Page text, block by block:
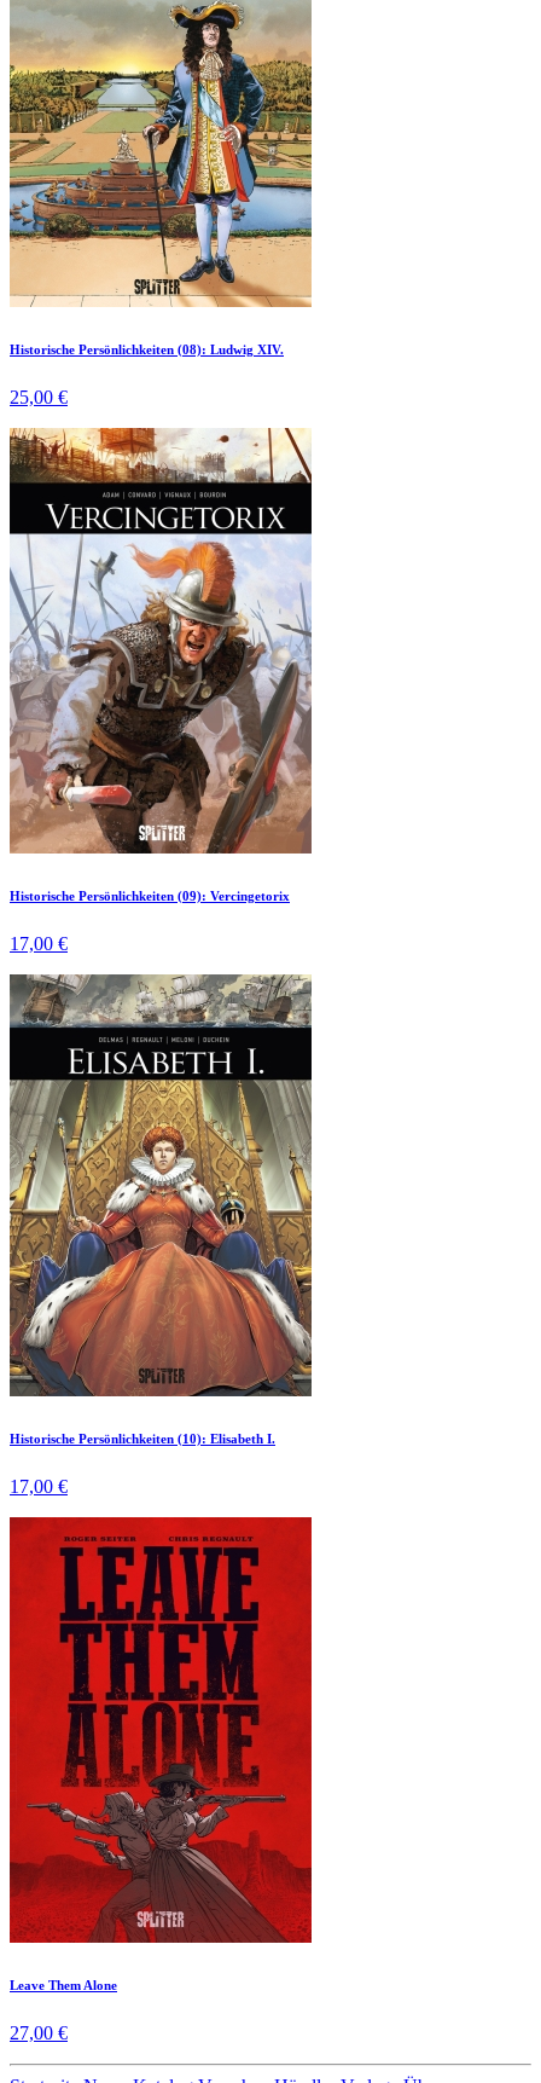
Historische Persönlichkeiten (08): Ludwig XIV.
25,00 €
Historische Persönlichkeiten (09): Vercingetorix
17,00 €
Historische Persönlichkeiten (10): Elisabeth I.
17,00 €
Leave Them Alone
27,00 €